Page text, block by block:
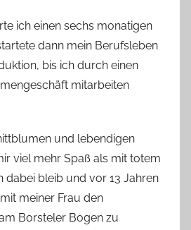
ich einen sechs monatigen
dann mein Berufsleben
bis ich durch einen
mitarbeiten
und lebendigen
viel mehr Spaß als mit totem
dabei bleib und vor 13 Jahren
meiner Frau den
Borsteler Bogen zu